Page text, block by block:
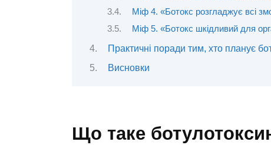
Міф 4. «Ботокс розгладжує всі
Міф 5. «Ботокс шкідливий для
Практичні поради тим, хто планує
Висновки
Що таке